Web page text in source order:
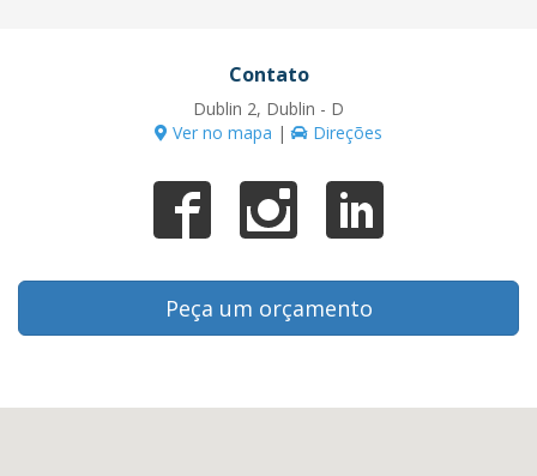
Contato
Dublin 2, Dublin - D
Ver no mapa | Direções
Peça um orçamento